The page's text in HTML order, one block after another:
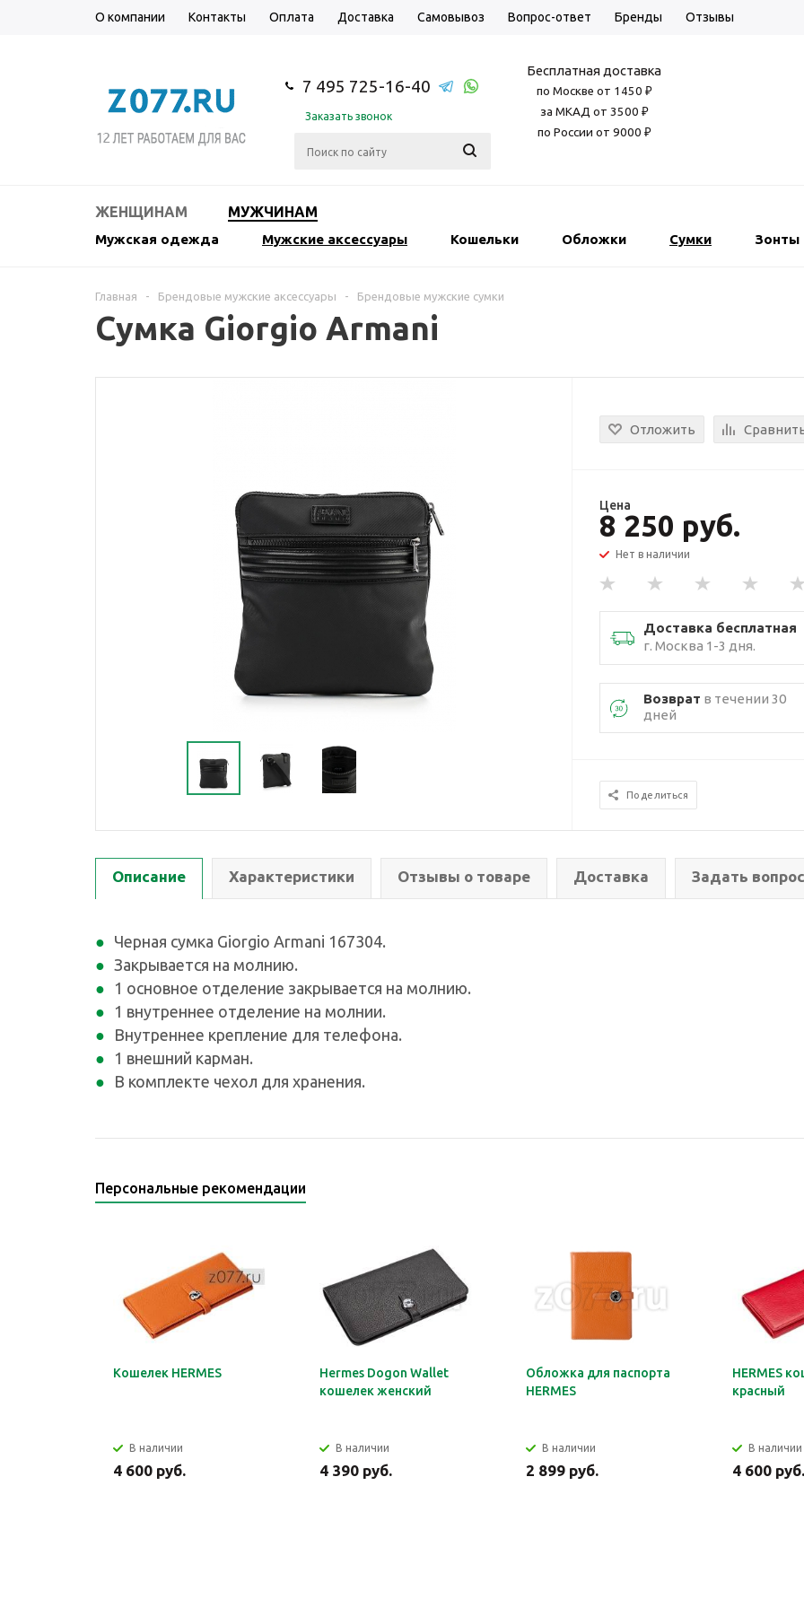
О компании Контакты Оплата Доставка Самовывоз Вопрос-ответ Бренды Отзывы
7 495 725-16-40
Заказать звонок
Бесплатная доставка
по Москве от 1450 ₽
за МКАД от 3500 ₽
по России от 9000 ₽
ЖЕНЩИНАМ МУЖЧИНАМ
Мужская одежда Мужские аксессуары Кошельки Обложки Сумки Зонты
Главная - Брендовые мужские аксессуары - Брендовые мужские сумки
Сумка Giorgio Armani
Отложить
Цена
8 250 руб.
Нет в наличии
Доставка бесплатная
г. Москва 1-3 дня.
Возврат в течении 30
дней
Поделиться
Описание Характеристики Отзывы о товаре Доставка Задать вопрос
Черная сумка Giorgio Armani 167304.
Закрывается на молнию.
1 основное отделение закрывается на молнию.
1 внутреннее отделение на молнии.
Внутреннее крепление для телефона.
1 внешний карман.
В комплекте чехол для хранения.
Персональные рекомендации
Кошелек HERMES
В наличии
4 600 руб.
Hermes Dogon Wallet
кошелек женский
В наличии
4 390 руб.
Обложка для паспорта
HERMES
В наличии
2 899 руб.
HERMES
красный
В наличии
4 600 руб.